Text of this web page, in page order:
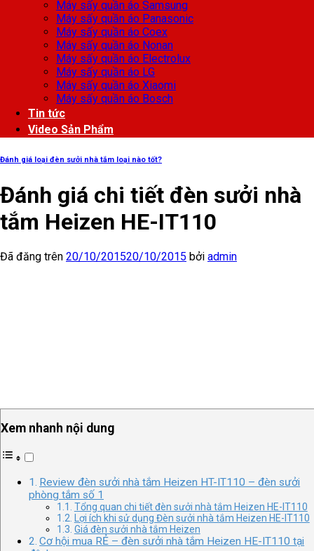
Máy sấy quần áo Samsung
Máy sấy quần áo Panasonic
Máy sấy quần áo Coex
Máy sấy quần áo Nonan
Máy sấy quần áo Electrolux
Máy sấy quần áo LG
Máy sấy quần áo Xiaomi
Máy sấy quần áo Bosch
Tin tức
Video Sản Phẩm
Đánh giá loại đèn sưởi nhà tắm loại nào tốt?
Đánh giá chi tiết đèn sưởi nhà
tắm Heizen HE-IT110
Đã đăng trên 20/10/201520/10/2015 bởi admin
Xem nhanh nội dung
Review đèn sưởi nhà tắm Heizen HT-IT110 – đèn sưởi
phòng tắm số 1
Tổng quan chi tiết đèn sưởi nhà tắm Heizen HE-IT110
Lợi ích khi sử dụng Đèn sưởi nhà tắm Heizen HE-IT110
Giá đèn sưởi nhà tắm Heizen
Cơ hội mua RẺ – đèn sưởi nhà tắm Heizen HE-IT110 tại